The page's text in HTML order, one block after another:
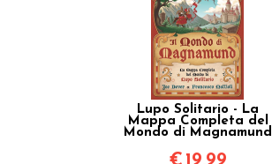
Lupo Solitario - La
Mappa Completa del
Mondo di Magnamund